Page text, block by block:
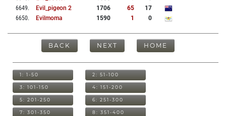
6649. Evil_pigeon 2 1706 65
17
6650. Evilmoma 1590 1 0
BACK NEXT HOME
1: 1-50 2: 51-100
3: 101-150 4: 151-200
5: 201-250 6: 251-300
7: 301-350 8: 351-400